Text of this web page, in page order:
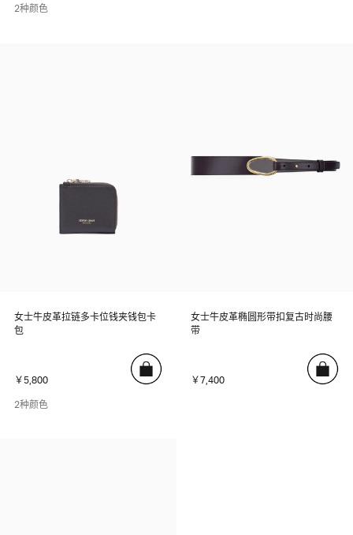
2种颜色
女士牛皮革拉链多卡位钱夹钱包卡
包
￥5,800
2种颜色
女士牛皮革椭圆形带扣复古时尚腰
带
￥7,400